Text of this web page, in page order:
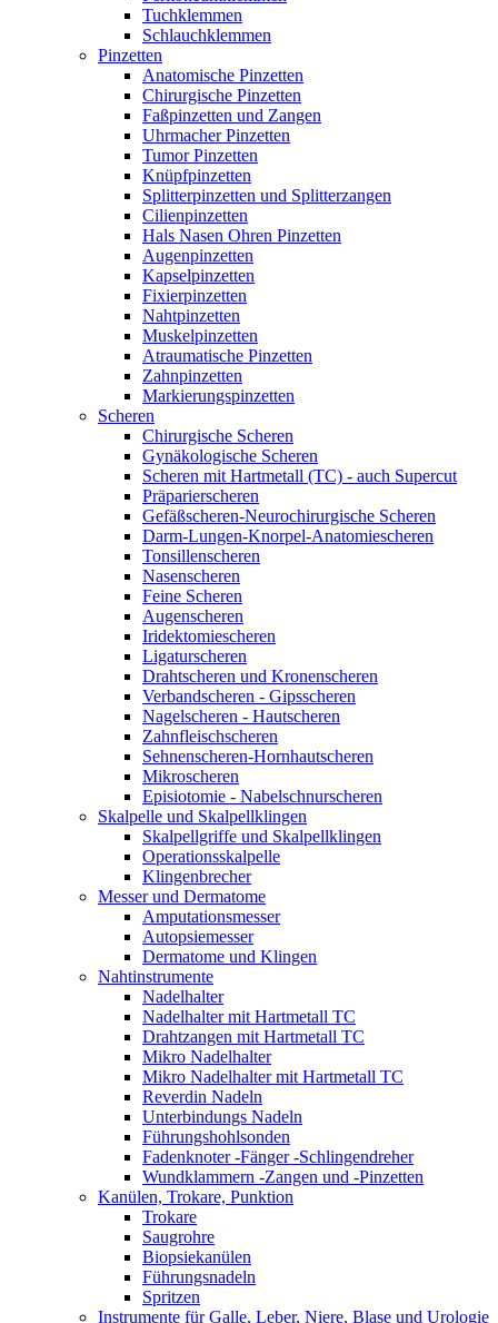
Tuchklemmen
Schlauchklemmen
Pinzetten
Anatomische Pinzetten
Chirurgische Pinzetten
Faßpinzetten und Zangen
Uhrmacher Pinzetten
Tumor Pinzetten
Knüpfpinzetten
Splitterpinzetten und Splitterzangen
Cilienpinzetten
Hals Nasen Ohren Pinzetten
Augenpinzetten
Kapselpinzetten
Fixierpinzetten
Nahtpinzetten
Muskelpinzetten
Atraumatische Pinzetten
Zahnpinzetten
Markierungspinzetten
Scheren
Chirurgische Scheren
Gynäkologische Scheren
Scheren mit Hartmetall (TC) - auch Supercut
Präparierscheren
Gefäßscheren-Neurochirurgische Scheren
Darm-Lungen-Knorpel-Anatomiescheren
Tonsillenscheren
Nasenscheren
Feine Scheren
Augenscheren
Iridektomiescheren
Ligaturscheren
Drahtscheren und Kronenscheren
Verbandscheren - Gipsscheren
Nagelscheren - Hautscheren
Zahnfleischscheren
Sehnenscheren-Hornhautscheren
Mikroscheren
Episiotomie - Nabelschnurscheren
Skalpelle und Skalpellklingen
Skalpellgriffe und Skalpellklingen
Operationsskalpelle
Klingenbrecher
Messer und Dermatome
Amputationsmesser
Autopsiemesser
Dermatome und Klingen
Nahtinstrumente
Nadelhalter
Nadelhalter mit Hartmetall TC
Drahtzangen mit Hartmetall TC
Mikro Nadelhalter
Mikro Nadelhalter mit Hartmetall TC
Reverdin Nadeln
Unterbindungs Nadeln
Führungshohlsonden
Fadenknoter -Fänger -Schlingendreher
Wundklammern -Zangen und -Pinzetten
Kanülen, Trokare, Punktion
Trokare
Saugrohre
Biopsiekanülen
Führungsnadeln
Spritzen
Instrumente für Galle, Leber, Niere, Blase und Urologie